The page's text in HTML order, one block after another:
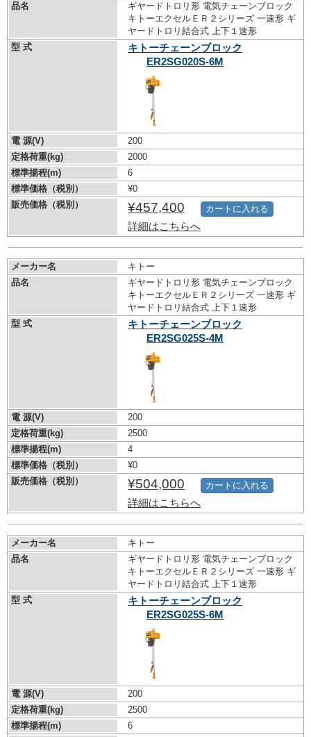
品名
ギヤードトロリ形 電気チェーンブロック
キトーエクセルＥＲ２シリーズ 一速形 ギ
ヤードトロリ結合式 上下１速形
型 式
キトーチェーンブロック
ER2SG020S-6M
電 源(V)
200
定格荷重(kg)
2000
標準揚程(m)
6
標準価格（税別）
¥0
販売価格（税別）
¥457,400
詳細はこちらへ
カートに入れる
メーカー名
キトー
品名
ギヤードトロリ形 電気チェーンブロック
キトーエクセルＥＲ２シリーズ 一速形 ギ
ヤードトロリ結合式 上下１速形
型 式
キトーチェーンブロック
ER2SG025S-4M
電 源(V)
200
定格荷重(kg)
2500
標準揚程(m)
4
標準価格（税別）
¥0
販売価格（税別）
¥504,000
詳細はこちらへ
カートに入れる
メーカー名
キトー
品名
ギヤードトロリ形 電気チェーンブロック
キトーエクセルＥＲ２シリーズ 一速形 ギ
ヤードトロリ結合式 上下１速形
型 式
キトーチェーンブロック
ER2SG025S-6M
電 源(V)
200
定格荷重(kg)
2500
標準揚程(m)
6